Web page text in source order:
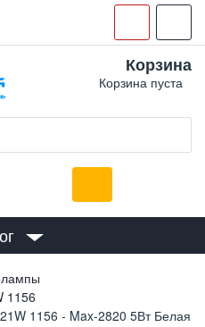
Корзина
Корзина пуста
1156
1156 - Max-2820 5Вт Белая